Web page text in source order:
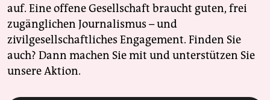
auf. Eine offene Gesellschaft braucht guten, frei
zugänglichen Journalismus – und
zivilgesellschaftliches Engagement. Finden Sie
auch? Dann machen Sie mit und unterstützen Sie
unsere Aktion.